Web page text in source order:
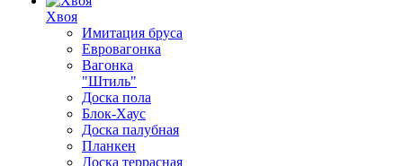
Хвоя
Имитация бруса
Евровагонка
Вагонка
"Штиль"
Доска пола
Блок-Хаус
Доска палубная
Планкен
Доска террасная